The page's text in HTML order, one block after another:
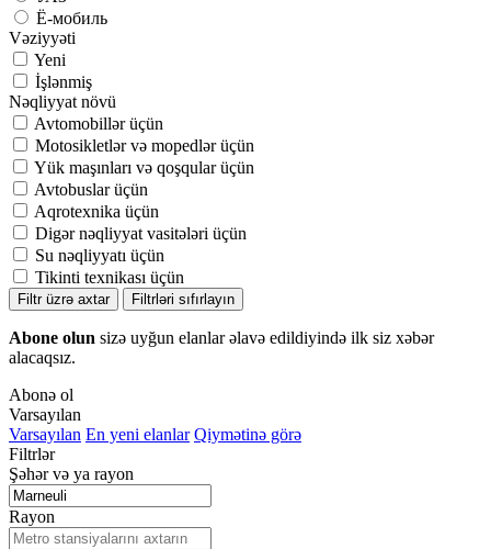
Ё-мобиль
Vəziyyəti
Yeni
İşlənmiş
Nəqliyyat növü
Avtomobillər üçün
Motosikletlər və mopedlər üçün
Yük maşınları və qoşqular üçün
Avtobuslar üçün
Aqrotexnika üçün
Digər nəqliyyat vasitələri üçün
Su nəqliyyatı üçün
Tikinti texnikası üçün
Filtr üzrə axtar Filtrləri sıfırlayın
Abone olun sizə uyğun elanlar əlavə edildiyində ilk siz xəbər
alacaqsız.
Abonə ol
Varsayılan
Varsayılan En yeni elanlar Qiymətinə görə
Filtrlər
Şəhər və ya rayon
Rayon